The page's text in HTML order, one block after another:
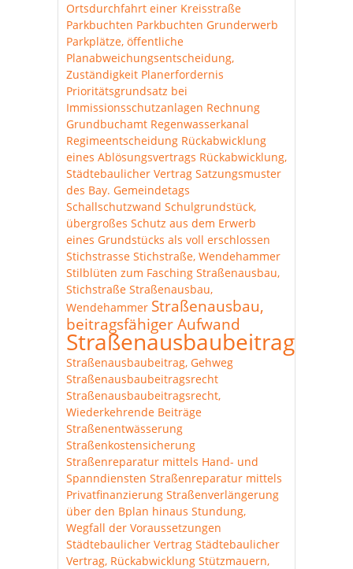
Ortsdurchfahrt einer Kreisstraße
Parkbuchten Parkbuchten Grunderwerb
Parkplätze, öffentliche
Planabweichungsentscheidung,
Zuständigkeit Planerfordernis
Prioritätsgrundsatz bei
Immissionsschutzanlagen Rechnung
Grundbuchamt Regenwasserkanal
Regimeentscheidung Rückabwicklung
eines Ablösungsvertrags Rückabwicklung,
Städtebaulicher Vertrag Satzungsmuster
des Bay. Gemeindetags
Schallschutzwand Schulgrundstück,
übergroßes Schutz aus dem Erwerb
eines Grundstücks als voll erschlossen
Stichstrasse Stichstraße, Wendehammer
Stilblüten zum Fasching Straßenausbau,
Stichstraße Straßenausbau,
Wendehammer Straßenausbau,
beitragsfähiger Aufwand
Straßenausbaubeitrag
Straßenausbaubeitrag, Gehweg
Straßenausbaubeitragsrecht
Straßenausbaubeitragsrecht,
Wiederkehrende Beiträge
Straßenentwässerung
Straßenkostensicherung
Straßenreparatur mittels Hand- und
Spanndiensten Straßenreparatur mittels
Privatfinanzierung Straßenverlängerung
über den Bplan hinaus Stundung,
Wegfall der Voraussetzungen
Städtebaulicher Vertrag Städtebaulicher
Vertrag, Rückabwicklung Stützmauern,